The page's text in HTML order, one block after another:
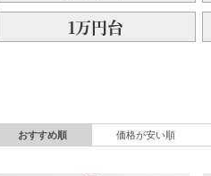
1万円台
おすすめ順 価格が安い順